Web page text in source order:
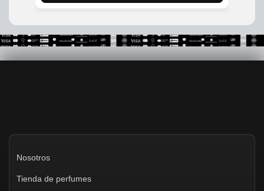
Nosotros
Tienda de perfumes